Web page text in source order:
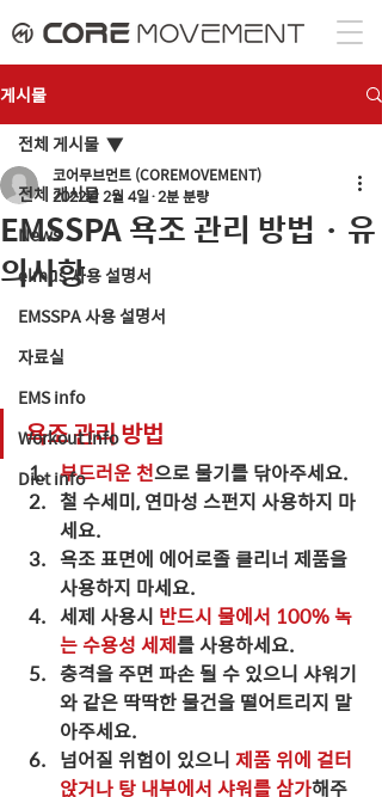
게시물
전체 게시물
News
elmus 사용 설명서
EMSSPA 사용 설명서
자료실
EMS info
Workout info
Diet info
전체 게시물
EMSSPA 욕조 관리 방법 · 유
의사항
코어무브먼트 (COREMOVEMENT)
2022년 2월 4일 2분 분량
욕조 관리 방법
부드러운 천으로 물기를 닦아주세요.
철 수세미, 연마성 스펀지 사용하지 마
세요.
욕조 표면에 에어로졸 클리너 제품을
사용하지 마세요.
세제 사용시 반드시 물에서 100% 녹
는 수용성 세제를 사용하세요.
충격을 주면 파손 될 수 있으니 샤워기
와 같은 딱딱한 물건을 떨어트리지 말
아주세요.
넘어질 위험이 있으니 제품 위에 걸터
앉거나 탕 내부에서 샤워를 삼가해주